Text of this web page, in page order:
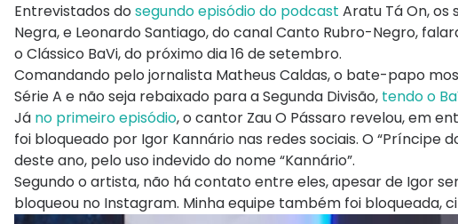
Entrevistados do segundo episódio do podcast Aratu Tá On,
Negra, e Leonardo Santiago, do canal Canto Rubro-Negro,
o Clássico BaVi, do próximo dia 16 de setembro.
Comandando pelo jornalista Matheus Caldas, o bate-papo
Série A e não seja rebaixado para a Segunda Divisão, tendo o
Já no primeiro episódio, o cantor Zau O Pássaro revelou, em
foi bloqueado por Igor Kannário nas redes sociais. O “Príncipe
deste ano, pelo uso indevido do nome “Kannário”.
Segundo o artista, não há contato entre eles, apesar de Igor
bloqueou no Instagram. Minha equipe também foi bloqueada,